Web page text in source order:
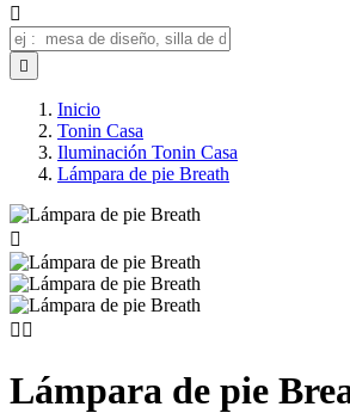


Inicio
Tonin Casa
Iluminación Tonin Casa
Lámpara de pie Breath

 
Lámpara de pie